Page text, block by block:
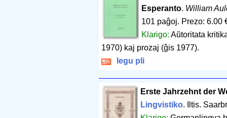
Esperanto. William
101 paĝoj. Prezo: 6.00
Klarigo: Aŭtoritata
1970) kaj prozaj (ĝis 1977).
legu pli
Erste Jahrzehnt der
Lingvistiko. Iltis.